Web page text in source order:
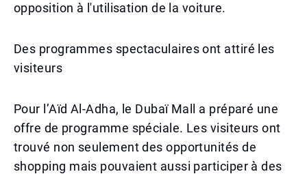
opposition à l'utilisation de la voiture.
Des programmes spectaculaires ont attiré les
visiteurs
Pour l’Aïd Al-Adha, le Dubaï Mall a préparé une
offre de programme spéciale. Les visiteurs ont
trouvé non seulement des opportunités de
shopping mais pouvaient aussi participer à des